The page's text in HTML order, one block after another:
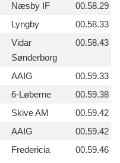
Næsby IF
00.58.29
Lyngby
00.58.33
Vidar
Sønderborg
00.58.43
AAIG
00.59.33
6-Løberne
00.59.38
Skive AM
00.59.42
AAIG
00.59.42
Fredericia 00.59.46